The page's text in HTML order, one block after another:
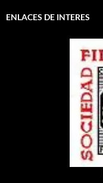
ENLACES DE INTERES